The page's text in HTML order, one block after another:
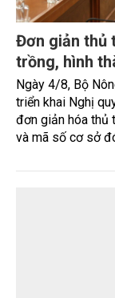
xã Phù Lãng, tỉnh
xuất đã chủ
dựng thương
TIN TỨC